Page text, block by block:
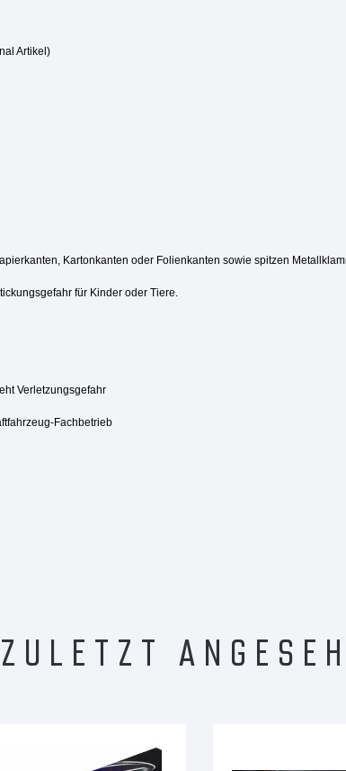
Artikel)
Kartonkanten oder Folienkanten sowie spitzen
für Kinder oder Tiere.
Verletzungsgefahr
Fachbetrieb
ZULETZT